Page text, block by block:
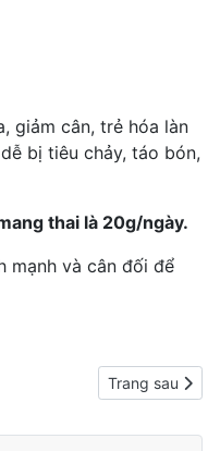
giảm cân, trẻ hóa làn
bị tiêu chảy, táo bón,
thai là 20g/ngày.
mạnh và cân đối để
Next article:
Trang sau